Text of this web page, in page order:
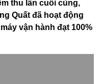
thu lần cuối cùng,
Quất đã hoạt động
vận hành đạt 100%